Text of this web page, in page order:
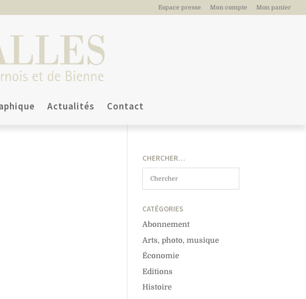
Espace presse Mon compte Mon panier
Actualités Contact
CHERCHER…
CATÉGORIES
Abonnement
Arts, photo, musique
Économie
Editions
Histoire